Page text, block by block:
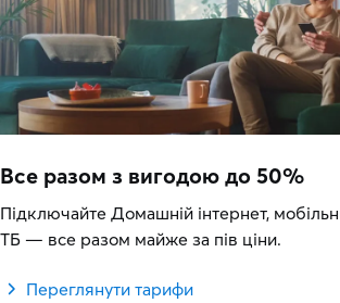
Все разом з вигодою до 50%
Підключайте Домашній інтернет,
ТБ — все разом майже за пів ціни.
Переглянути тарифи